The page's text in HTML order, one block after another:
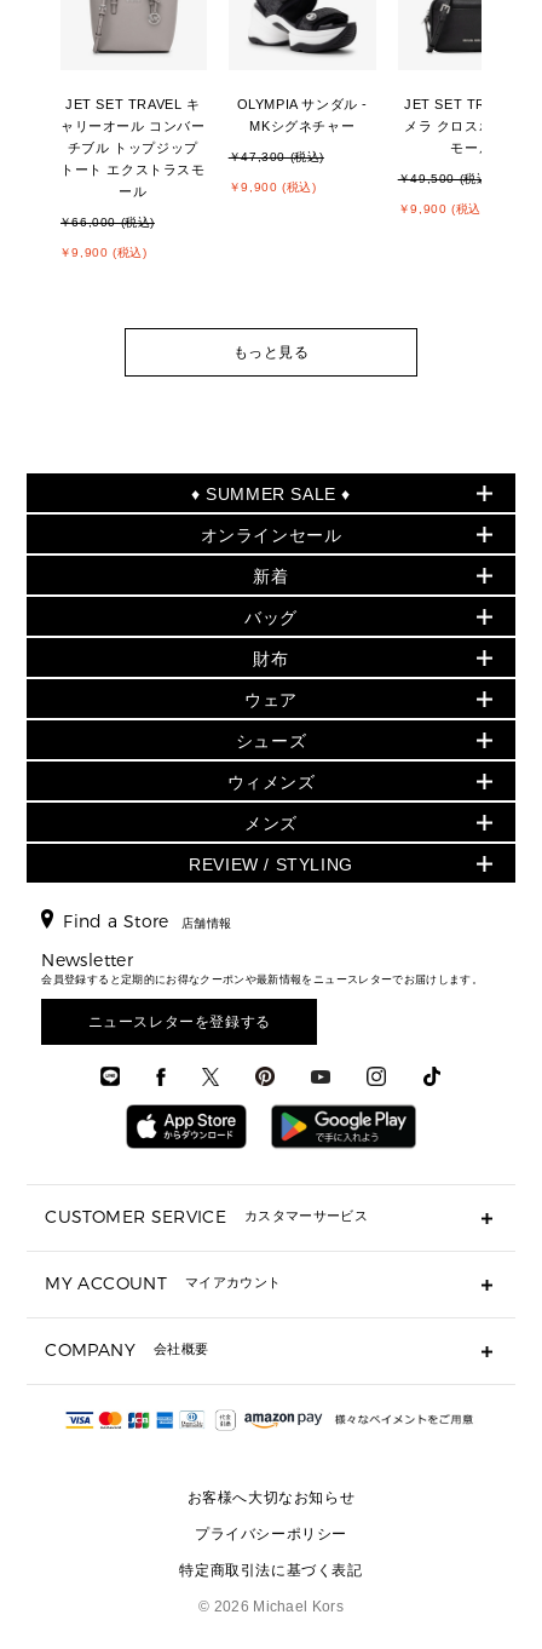
JET SET TRAVEL キ
ャリーオール コンバー
チブル トップジップ
トート エクストラスモ
ール
￥66,000 (税込)
￥9,900 (税込)
OLYMPIA サンダル -
MKシグネチャー
￥47,300 (税込)
￥9,900 (税込)
JET SET TRAVEL カ
メラ クロスボディ ス
モール
￥49,500 (税込)
￥9,900 (税込)
もっと見る
♦ SUMMER SALE ♦
セールおすすめアイテム
▶ ウィメンズ
バッグ
小物
シューズ・靴
ウェア
アクセサリー
時計
▶ メンズ
バッグ
ウェア
アクセサリー
オンラインセール
PRODUCT OF THE MONTH - 今月の特別価格
再値下げアイテム
追加アイテム
▶ ウィメンズすべて(ウェア・シューズ除く)
バッグ
財布・小物
ウェア
シューズ
時計・ジュエリー
アクセサリー
メンズ バッグ
メンズ 財布・小物
メンズ シューズ
メンズ ウェア
メンズ 時計・その他
新着
夏のスタイル
▶ すべて
▶ ウィメンズすべて
財布・小物
アクセサリー
フレグランス
シューズ
▶ メンズすべて
メンズ財布・小物
メンズアクセサリー
メンズウェア
バッグ
人気の定番アイテム
日本限定 - バッグ
▶ ウィメンズすべて
トートバッグ
ショルダーバッグ
クロスボディ・斜め掛け
トラベル
3 IN 1 / 2 IN 1 バッグ
▶ メンズすべて
財布
日本限定 - 財布・小物
▶ ウィメンズすべて
GREENWICH
折り財布(二つ折り・三つ折り)
長財布
▶ メンズすべて
ウェア
▶ ウィメンズすべて
トップス
スカート・パンツ
ジャケット・アウター
▶ メンズすべて
シューズ
▶ ウィメンズすべて
サンダル
スニーカー
▶ メンズすべて
ウィメンズ
人気の定番アイテム
▶ ウィメンズすべて
▶ バッグすべて
通勤・通学アイテム
3 IN 1 バッグ
ミニ財布・フラグメントケース
▶ 小物すべて
定期ケース・カードケース・名刺入れ
サンダル
スニーカー
▶ ウェア
メンズ
▶ メンズすべて
財布・小物
時計・ジュエリー
アクセサリー
REVIEW / STYLING
エディターレビュー
Find a Store 店舗情報
Newsletter
会員登録すると定期的にお得なクーポンや最新情報をニュースレターでお届けします。
ニュースレターを登録する
CUSTOMER SERVICE カスタマーサービス
ギフト用にラッピングができますか？
ショッピングバッグを購入商品分送ってもらえますか？
注文後に完了メールが受信できないのですが？
サイズ交換はできますか？
MY ACCOUNT マイアカウント
COMPANY 会社概要
会社概要
お客様へ大切なお知らせ
プライバシーポリシー
特定商取引法に基づく表記
© 2026 Michael Kors